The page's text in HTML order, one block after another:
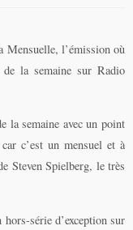
Mensuelle, l’émission où
la semaine sur Radio
la semaine avec un point
c’est un mensuel et à
Steven Spielberg, le très
série d’exception sur